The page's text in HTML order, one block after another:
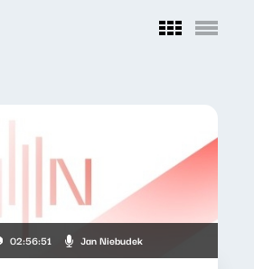
02:56:51 Jan Niebudek